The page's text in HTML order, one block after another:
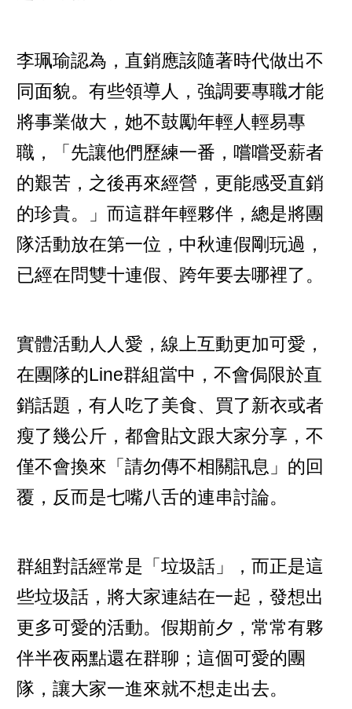
李珮瑜認為，直銷應該隨著時代做出不
同面貌。有些領導人，強調要專職才能
將事業做大，她不鼓勵年輕人輕易專
職，「先讓他們歷練一番，嚐嚐受薪者
的艱苦，之後再來經營，更能感受直銷
的珍貴。」而這群年輕夥伴，總是將團
隊活動放在第一位，中秋連假剛玩過，
已經在問雙十連假、跨年要去哪裡了。
實體活動人人愛，線上互動更加可愛，
在團隊的Line群組當中，不會侷限於直
銷話題，有人吃了美食、買了新衣或者
瘦了幾公斤，都會貼文跟大家分享，不
僅不會換來「請勿傳不相關訊息」的回
覆，反而是七嘴八舌的連串討論。
群組對話經常是「垃圾話」，而正是這
些垃圾話，將大家連結在一起，發想出
更多可愛的活動。假期前夕，常常有夥
伴半夜兩點還在群聊；這個可愛的團
隊，讓大家一進來就不想走出去。